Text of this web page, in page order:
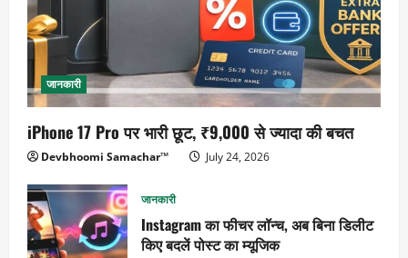
जानकारी
iPhone 17 Pro पर भारी छूट, ₹9,000 से ज्यादा की बचत
Devbhoomi Samachar™ July 24, 2026
जानकारी
Instagram का फीचर लॉन्च, अब बिना डिलीट
किए बदलें पोस्ट का म्यूजिक